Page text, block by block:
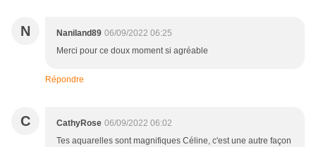
N Naniland89 06/09/2022 06:25
Merci pour ce doux moment si agréable
Répondre
C CathyRose 06/09/2022 06:02
Tes aquarelles sont magnifiques Céline, c'est une autre façon